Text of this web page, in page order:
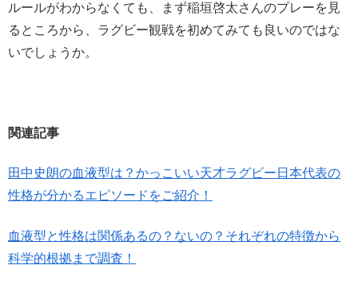
ルールがわからなくても、まず稲垣啓太さんのプレーを見
るところから、ラグビー観戦を初めてみても良いのではな
いでしょうか。
関連記事
田中史朗の血液型は？かっこいい天才ラグビー日本代表の
性格が分かるエピソードをご紹介！
血液型と性格は関係あるの？ないの？それぞれの特徴から
科学的根拠まで調査！